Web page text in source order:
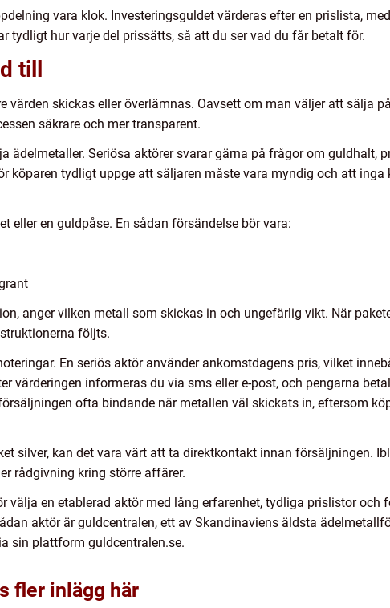
vara klok. Investeringsguldet värderas efter en prislista,
tydligt hur varje del prissätts, så att du ser vad du får betalt för.
till
värden skickas eller överlämnas. Oavsett om man väljer att sälja
säkrare och mer transparent.
Seriösa aktörer svarar gärna på frågor om guldhalt,
köparen tydligt uppge att säljaren måste vara myndig och att inga
eller en guldpåse. En sådan försändelse bör vara:
anger vilken metall som skickas in och ungefärlig vikt. När
följts.
En seriös aktör använder ankomstdagens pris, vilket
värderingen informeras du via sms eller e-post, och pengarna
ofta bindande när metallen väl skickats in, eftersom
silver, kan det vara värt att ta direktkontakt innan försäljningen.
rådgivning kring större affärer.
välja en etablerad aktör med lång erfarenhet, tydliga prislistor och
aktör är guldcentralen, ett av Skandinaviens äldsta
sin plattform guldcentralen.se.
fler inlägg här